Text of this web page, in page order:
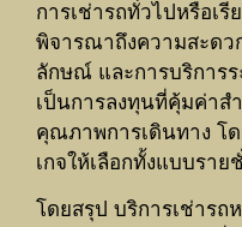
การเช่ารถทั่วไปหรือเ
พิจารณาถึงความสะด
ลักษณ์ และการบริการ
เป็นการลงทุนที่คุ้มค่า
คุณภาพการเดินทาง โ
เกจให้เลือกทั้งแบบรา
โดยสรุป บริการเช่าร